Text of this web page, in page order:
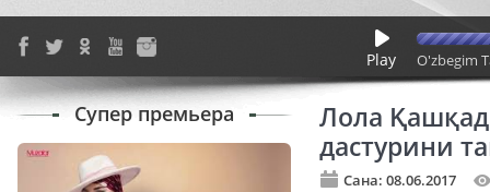
Play O'zbegim
Лола
дастурини
Сана: 08.06.2017
Супер премьера